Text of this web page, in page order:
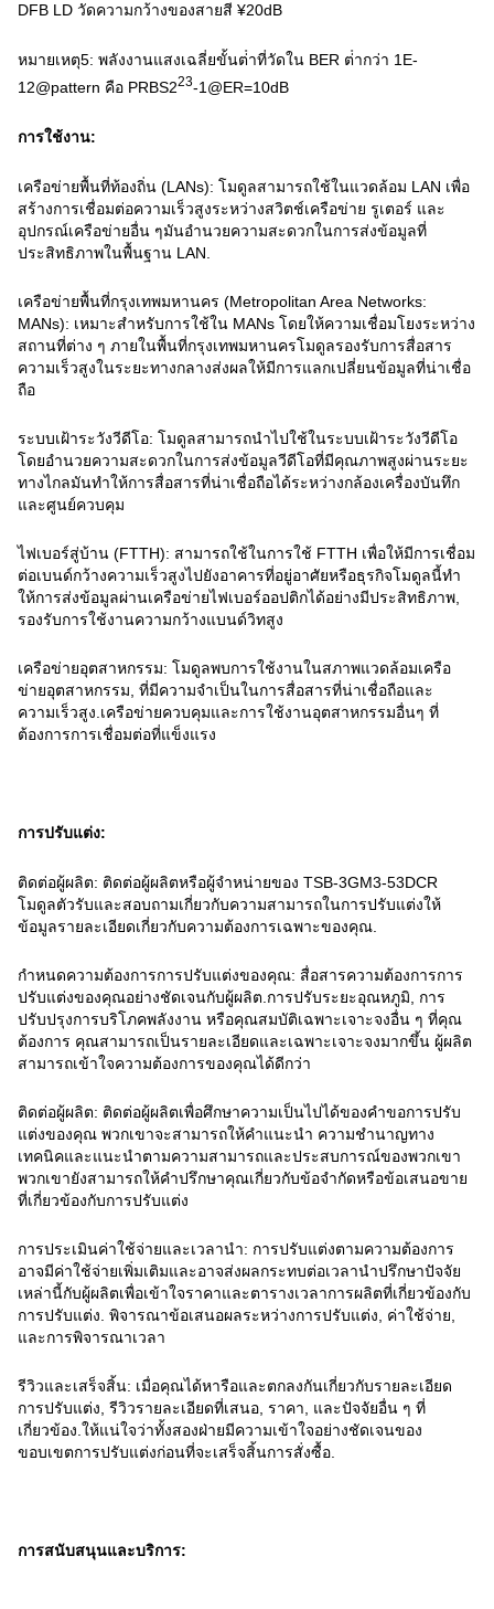
DFB LD วัดความกว้างของสายสี ¥20dB
หมายเหตุ5: พลังงานแสงเฉลี่ยขั้นต่ําที่วัดใน BER ต่ํากว่า 1E-
12@pattern คือ PRBS223-1@ER=10dB
การใช้งาน:
เครือข่ายพื้นที่ท้องถิ่น (LANs): โมดูลสามารถใช้ในแวดล้อม LAN เพื่อ
สร้างการเชื่อมต่อความเร็วสูงระหว่างสวิตช์เครือข่าย รูเตอร์ และ
อุปกรณ์เครือข่ายอื่น ๆมันอํานวยความสะดวกในการส่งข้อมูลที่
ประสิทธิภาพในพื้นฐาน LAN.
เครือข่ายพื้นที่กรุงเทพมหานคร (Metropolitan Area Networks:
MANs): เหมาะสําหรับการใช้ใน MANs โดยให้ความเชื่อมโยงระหว่าง
สถานที่ต่าง ๆ ภายในพื้นที่กรุงเทพมหานครโมดูลรองรับการสื่อสาร
ความเร็วสูงในระยะทางกลางส่งผลให้มีการแลกเปลี่ยนข้อมูลที่น่าเชื่อ
ถือ
ระบบเฝ้าระวังวีดีโอ: โมดูลสามารถนําไปใช้ในระบบเฝ้าระวังวีดีโอ
โดยอํานวยความสะดวกในการส่งข้อมูลวีดีโอที่มีคุณภาพสูงผ่านระยะ
ทางไกลมันทําให้การสื่อสารที่น่าเชื่อถือได้ระหว่างกล้องเครื่องบันทึก
และศูนย์ควบคุม
ไฟเบอร์สู่บ้าน (FTTH): สามารถใช้ในการใช้ FTTH เพื่อให้มีการเชื่อม
ต่อเบนด์กว้างความเร็วสูงไปยังอาคารที่อยู่อาศัยหรือธุรกิจโมดูลนี้ทํา
ให้การส่งข้อมูลผ่านเครือข่ายไฟเบอร์ออปติกได้อย่างมีประสิทธิภาพ,
รองรับการใช้งานความกว้างแบนด์วิทสูง
เครือข่ายอุตสาหกรรม: โมดูลพบการใช้งานในสภาพแวดล้อมเครือ
ข่ายอุตสาหกรรม, ที่มีความจําเป็นในการสื่อสารที่น่าเชื่อถือและ
ความเร็วสูง.เครือข่ายควบคุมและการใช้งานอุตสาหกรรมอื่นๆ ที่
ต้องการการเชื่อมต่อที่แข็งแรง
การปรับแต่ง:
ติดต่อผู้ผลิต: ติดต่อผู้ผลิตหรือผู้จําหน่ายของ TSB-3GM3-53DCR
โมดูลตัวรับและสอบถามเกี่ยวกับความสามารถในการปรับแต่งให้
ข้อมูลรายละเอียดเกี่ยวกับความต้องการเฉพาะของคุณ.
กําหนดความต้องการการปรับแต่งของคุณ: สื่อสารความต้องการการ
ปรับแต่งของคุณอย่างชัดเจนกับผู้ผลิต.การปรับระยะอุณหภูมิ, การ
ปรับปรุงการบริโภคพลังงาน หรือคุณสมบัติเฉพาะเจาะจงอื่น ๆ ที่คุณ
ต้องการ คุณสามารถเป็นรายละเอียดและเฉพาะเจาะจงมากขึ้น ผู้ผลิต
สามารถเข้าใจความต้องการของคุณได้ดีกว่า
ติดต่อผู้ผลิต: ติดต่อผู้ผลิตเพื่อศึกษาความเป็นไปได้ของคําขอการปรับ
แต่งของคุณ พวกเขาจะสามารถให้คําแนะนํา ความชํานาญทาง
เทคนิคและแนะนําตามความสามารถและประสบการณ์ของพวกเขา
พวกเขายังสามารถให้คําปรึกษาคุณเกี่ยวกับข้อจํากัดหรือข้อเสนอขาย
ที่เกี่ยวข้องกับการปรับแต่ง
การประเมินค่าใช้จ่ายและเวลานํา: การปรับแต่งตามความต้องการ
อาจมีค่าใช้จ่ายเพิ่มเติมและอาจส่งผลกระทบต่อเวลานําปรึกษาปัจจัย
เหล่านี้กับผู้ผลิตเพื่อเข้าใจราคาและตารางเวลาการผลิตที่เกี่ยวข้องกับ
การปรับแต่ง. พิจารณาข้อเสนอผลระหว่างการปรับแต่ง, ค่าใช้จ่าย,
และการพิจารณาเวลา
รีวิวและเสร็จสิ้น: เมื่อคุณได้หารือและตกลงกันเกี่ยวกับรายละเอียด
การปรับแต่ง, รีวิวรายละเอียดที่เสนอ, ราคา, และปัจจัยอื่น ๆ ที่
เกี่ยวข้อง.ให้แน่ใจว่าทั้งสองฝ่ายมีความเข้าใจอย่างชัดเจนของ
ขอบเขตการปรับแต่งก่อนที่จะเสร็จสิ้นการสั่งซื้อ.
การสนับสนุนและบริการ: